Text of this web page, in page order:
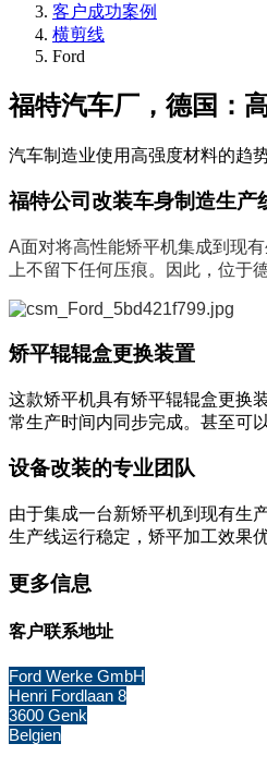
客户成功案例
横剪线
Ford
福特汽车厂，德国：
汽车制造业使用高强度材料的趋
福特公司改装车身制造生产
A面对将高性能矫平机集成到现
上不留下任何压痕。因此，位
矫平辊辊盒更换装置
这款矫平机具有矫平辊辊盒更换
常生产时间内同步完成。甚至可
设备改装的专业团队
由于集成一台新矫平机到现有生
生产线运行稳定，矫平加工效果
更多信息
客户联系地址
Ford Werke GmbH
Henri Fordlaan 8
3600 Genk
Belgien